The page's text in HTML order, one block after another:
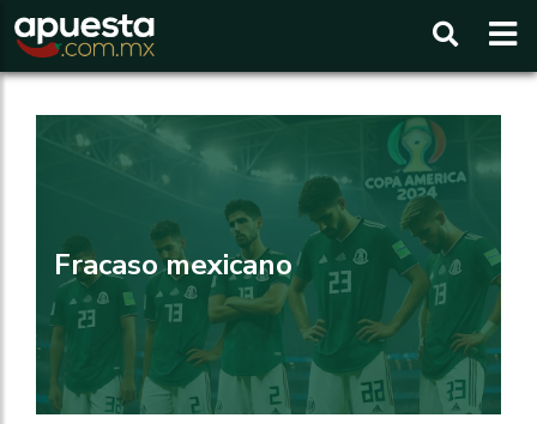
Buscar
Fracaso mexicano